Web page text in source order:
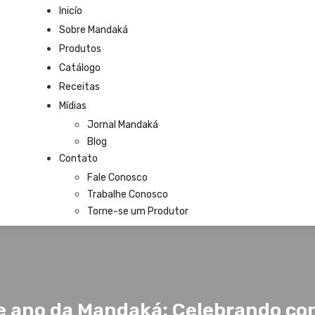
Inicío
Sobre Mandaká
Produtos
Catálogo
Receitas
Mídias
Jornal Mandaká
Blog
Contato
Fale Conosco
Trabalhe Conosco
Torne-se um Produtor
ano da Mandaká: Celebrando